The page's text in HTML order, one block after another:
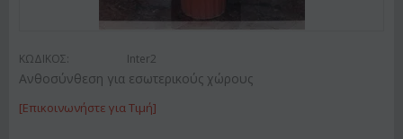
ΚΩΔΙΚΟΣ: Inter2
Ανθοσύνθεση για εσωτερικούς χώρους
[Επικοινωνήστε για Τιμή]